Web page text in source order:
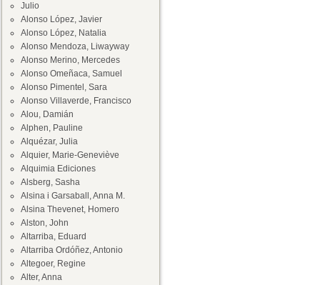
Julio
Alonso López, Javier
Alonso López, Natalia
Alonso Mendoza, Liwayway
Alonso Merino, Mercedes
Alonso Omeñaca, Samuel
Alonso Pimentel, Sara
Alonso Villaverde, Francisco
Alou, Damián
Alphen, Pauline
Alquézar, Julia
Alquier, Marie-Geneviève
Alquimia Ediciones
Alsberg, Sasha
Alsina i Garsaball, Anna M.
Alsina Thevenet, Homero
Alston, John
Altarriba, Eduard
Altarriba Ordóñez, Antonio
Altegoer, Regine
Alter, Anna